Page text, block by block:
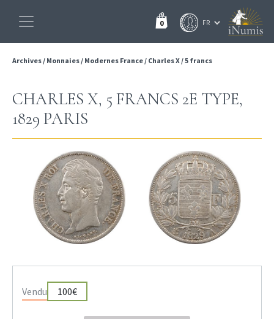
0
Archives/ Monnaies/ Modernes France/ Charles X/5 francs
CHARLES X, 5 FRANCS 2E TYPE,
1829 PARIS
Vendu 100€